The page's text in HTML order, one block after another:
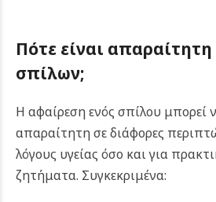
Πότε είναι
σπίλων;
Η αφαίρεση ενός σπίλου μπορεί
απαραίτητη σε διάφορες
λόγους υγείας όσο και για
ζητήματα. Συγκεκριμένα: